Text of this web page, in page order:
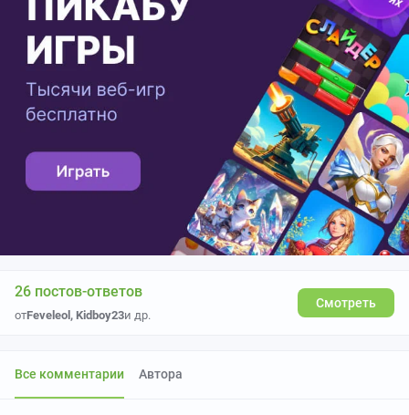
26 постов-ответов
отFeveleol , Kidboy23и др.
Смотреть
Все комментарии Автора